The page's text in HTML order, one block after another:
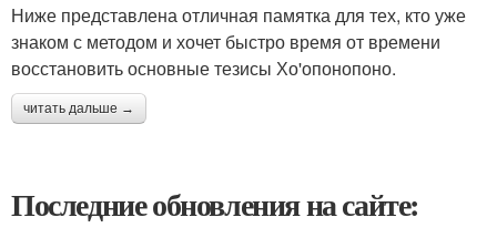
Ниже представлена отличная памятка для тех, кто уже
знаком с методом и хочет быстро время от времени
восстановить основные тезисы Хо'опонопоно.
читать дальше →
Последние обновления на сайте: